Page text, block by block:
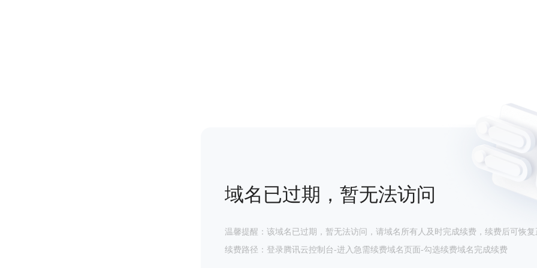
域名已过期，暂无法访问
温馨提醒：该域名已过期，暂无法访问，请域名所有人及时完成续费，续费后可恢复
续费路径：登录腾讯云控制台-进入急需续费域名页面-勾选续费域名完成续费